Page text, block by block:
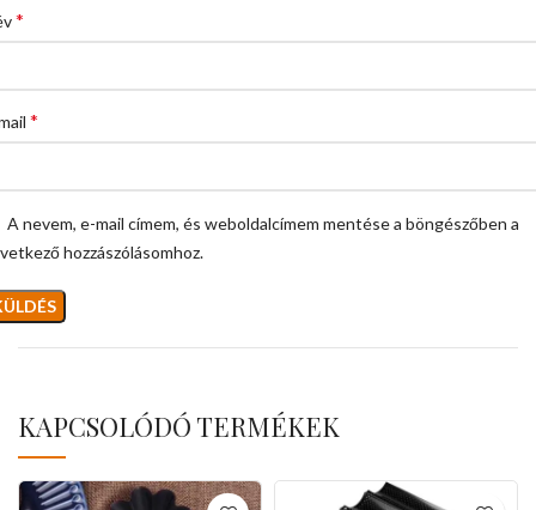
*
*
A nevem, e-mail címem, és weboldalcímem mentése a böngészőben a
hozzászólásomhoz.
KAPCSOLÓDÓ TERMÉKEK